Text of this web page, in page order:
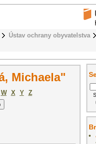
Ústav ochrany obyvatelstva
Michaela"
W X Y
Z